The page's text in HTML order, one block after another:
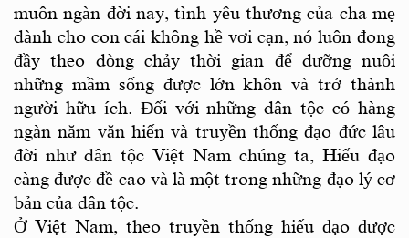
muôn ngàn đời nay, tình yêu thương của cha mẹ
dành cho con cái không hề vơi cạn, nó luôn đong
đầy theo dòng chảy thời gian để dưỡng nuôi
những mầm sống được lớn khôn và trở thành
người hữu ích. Đối với những dân tộc có hàng
ngàn năm văn hiến và truyền thống đạo đức lâu
đời như dân tộc Việt Nam chúng ta, Hiếu đạo
càng được đề cao và là một trong những đạo lý cơ
bản của dân tộc.
Ở Việt Nam, theo truyền thống hiếu đạo được